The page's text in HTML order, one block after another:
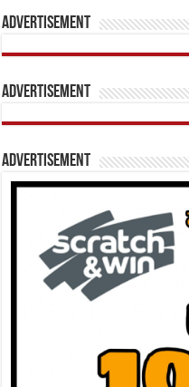
Advertisement
Advertisement
Advertisement